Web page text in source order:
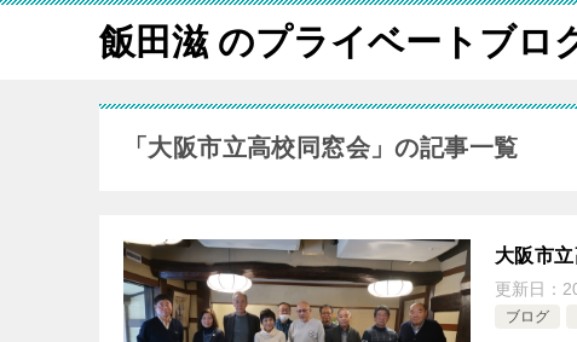
飯田滋 のプライベートブロ
「大阪市立高校同窓会」の記事一覧
大阪市
更新日：
ブログ